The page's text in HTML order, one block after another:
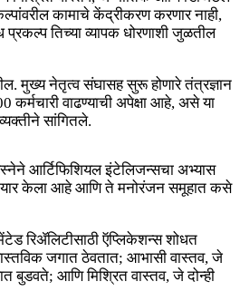
कामाचे केंद्रीकरण करणार नाही,
तिच्या व्यापक धोरणाशी जुळतील
मुख्य नेतृत्व संघासह सुरू होणारे तंत्रज्ञान
कर्मचारी वाढण्याची अपेक्षा आहे, असे या
सांगितले.
आर्टिफिशियल इंटेलिजन्सचा अभ्यास
केला आहे आणि ते मनोरंजन समूहात कसे
रिॲलिटीसाठी ऍप्लिकेशन्स शोधत
जगात ठेवतात; आभासी वास्तव, जे
बुडवते; आणि मिश्रित वास्तव, जे दोन्ही